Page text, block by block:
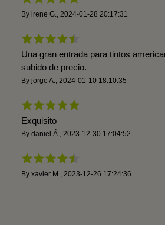
By irene G. 2024-01-28 20:17:31
Una gran entrada para tintos
subido de precio.
By jorge A. 2024-01-10 18:10:35
Exquisito
By daniel Á. 2023-12-30 17:04:52
By xavier M. 2023-12-26 17:24:36